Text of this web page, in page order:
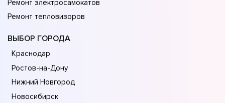
Ремонт электросамокатов
Ремонт тепловизоров
ВЫБОР ГОРОДА
Краснодар
Ростов-на-Дону
Нижний Новгород
Новосибирск